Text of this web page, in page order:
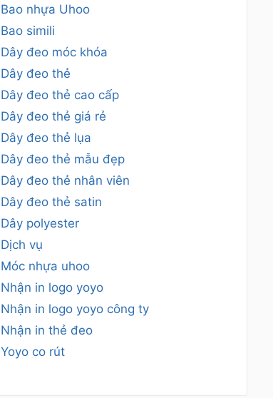
Bao nhựa Uhoo
Bao simili
Dây đeo móc khóa
Dây đeo thẻ
Dây đeo thẻ cao cấp
Dây đeo thẻ giá rẻ
Dây đeo thẻ lụa
Dây đeo thẻ mẫu đẹp
Dây đeo thẻ nhân viên
Dây đeo thẻ satin
Dây polyester
Dịch vụ
Móc nhựa uhoo
Nhận in logo yoyo
Nhận in logo yoyo công ty
Nhận in thẻ đeo
Yoyo co rút